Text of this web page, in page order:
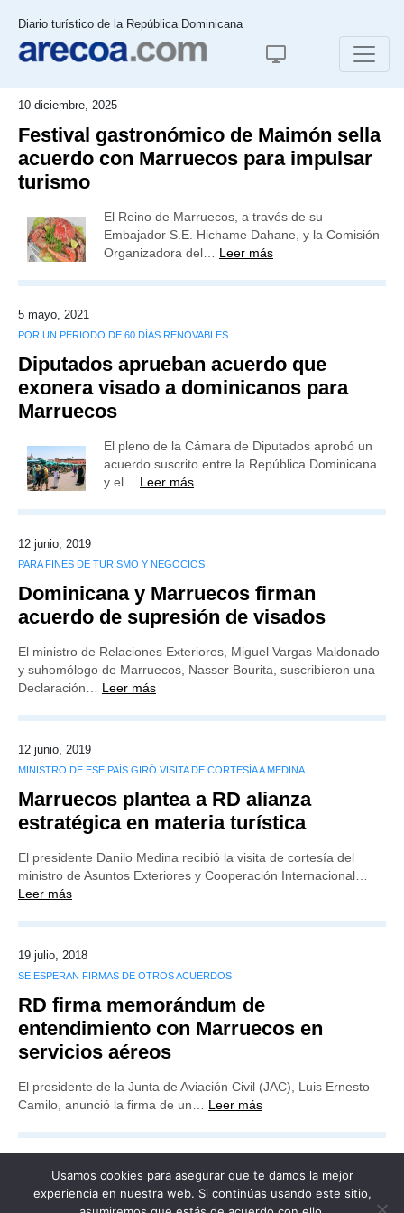
Diario turístico de la República Dominicana
10 diciembre, 2025
Festival gastronómico de Maimón sella
acuerdo con Marruecos para impulsar
turismo
El Reino de Marruecos, a través de su
Embajador S.E. Hichame Dahane, y la Comisión
Organizadora del… Leer más
5 mayo, 2021
POR UN PERIODO DE 60 DÍAS RENOVABLES
Diputados aprueban acuerdo que
exonera visado a dominicanos para
Marruecos
El pleno de la Cámara de Diputados aprobó un
acuerdo suscrito entre la República Dominicana
y el… Leer más
12 junio, 2019
PARA FINES DE TURISMO Y NEGOCIOS
Dominicana y Marruecos firman
acuerdo de supresión de visados
El ministro de Relaciones Exteriores, Miguel Vargas Maldonado
y suhomólogo de Marruecos, Nasser Bourita, suscribieron una
Declaración… Leer más
12 junio, 2019
MINISTRO DE ESE PAÍS GIRÓ VISITA DE CORTESÍA A MEDINA
Marruecos plantea a RD alianza
estratégica en materia turística
El presidente Danilo Medina recibió la visita de cortesía del
ministro de Asuntos Exteriores y Cooperación Internacional…
Leer más
19 julio, 2018
SE ESPERAN FIRMAS DE OTROS ACUERDOS
RD firma memorándum de
entendimiento con Marruecos en
servicios aéreos
El presidente de la Junta de Aviación Civil (JAC), Luis Ernesto
Camilo, anunció la firma de un… Leer más
Usamos cookies para asegurar que te damos la mejor
experiencia en nuestra web. Si continúas usando este sitio,